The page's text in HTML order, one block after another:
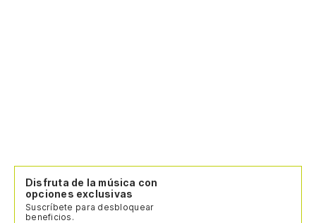
Disfruta de la música con
opciones exclusivas
Suscríbete para desbloquear
beneficios.